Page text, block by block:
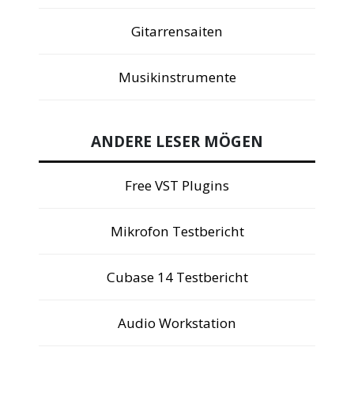
Gitarrensaiten
Musikinstrumente
ANDERE LESER MÖGEN
Free VST Plugins
Mikrofon Testbericht
Cubase 14 Testbericht
Audio Workstation